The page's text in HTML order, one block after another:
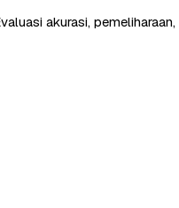
akurasi,